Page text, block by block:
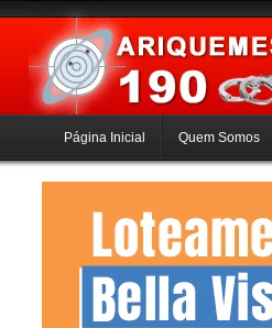
Página Inicial Quem Somos